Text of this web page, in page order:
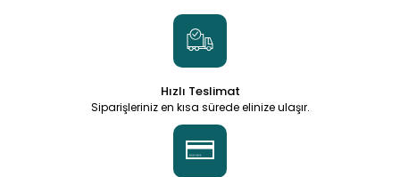
Hızlı Teslimat
Siparişleriniz en kısa sürede elinize ulaşır.